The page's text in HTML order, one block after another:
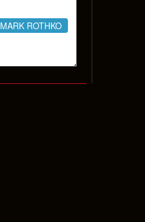
MARK ROTHKO